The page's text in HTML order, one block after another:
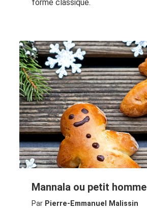
forme classique.
Mannala ou petit homme
Par Pierre-Emmanuel Malissin